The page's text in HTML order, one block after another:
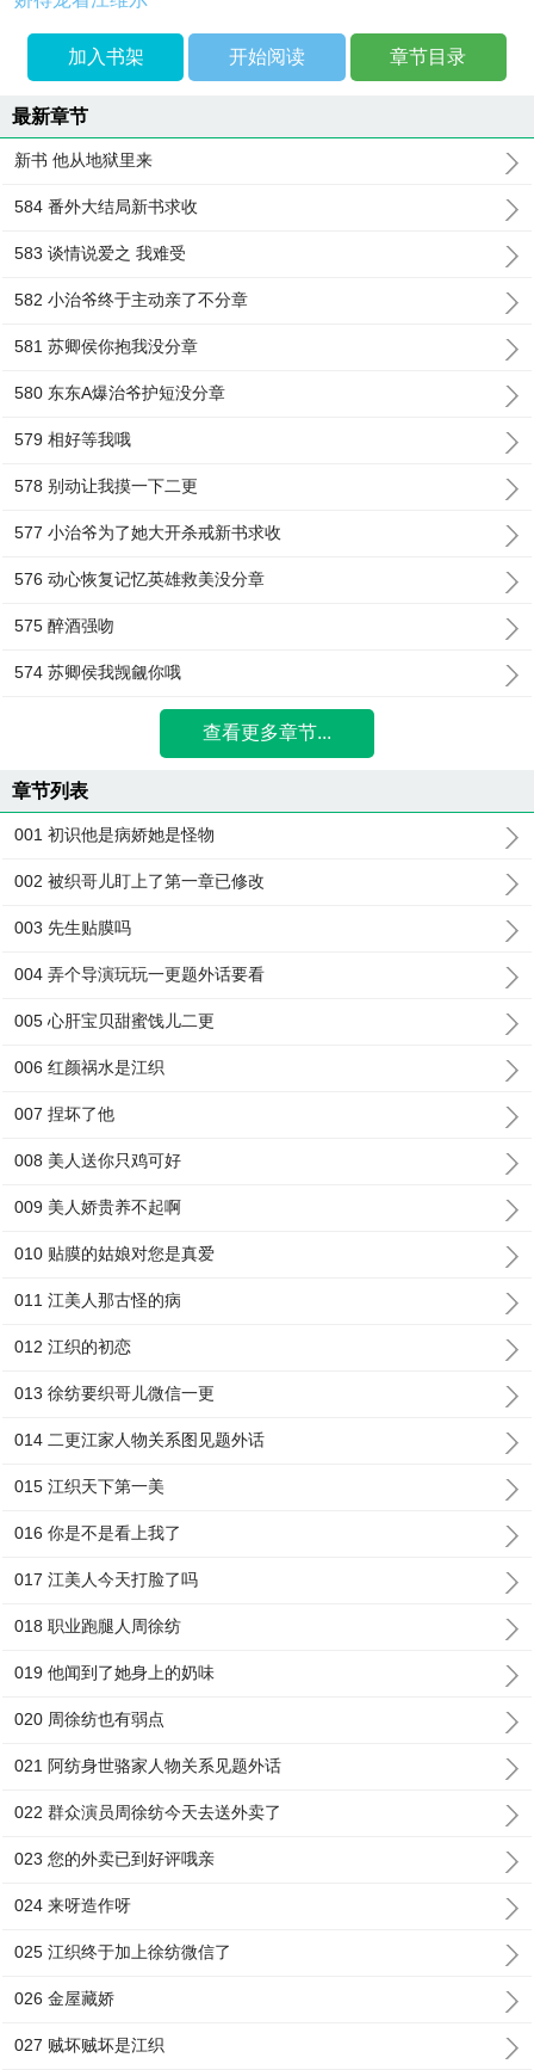
加入书架 开始阅读 章节目录
最新章节
新书 他从地狱里来
584 番外大结局新书求收
583 谈情说爱之 我难受
582 小治爷终于主动亲了不分章
581 苏卿侯你抱我没分章
580 东东A爆治爷护短没分章
579 相好等我哦
578 别动让我摸一下二更
577 小治爷为了她大开杀戒新书求收
576 动心恢复记忆英雄救美没分章
575 醉酒强吻
574 苏卿侯我觊觎你哦
查看更多章节...
章节列表
001 初识他是病娇她是怪物
002 被织哥儿盯上了第一章已修改
003 先生贴膜吗
004 弄个导演玩玩一更题外话要看
005 心肝宝贝甜蜜饯儿二更
006 红颜祸水是江织
007 捏坏了他
008 美人送你只鸡可好
009 美人娇贵养不起啊
010 贴膜的姑娘对您是真爱
011 江美人那古怪的病
012 江织的初恋
013 徐纺要织哥儿微信一更
014 二更江家人物关系图见题外话
015 江织天下第一美
016 你是不是看上我了
017 江美人今天打脸了吗
018 职业跑腿人周徐纺
019 他闻到了她身上的奶味
020 周徐纺也有弱点
021 阿纺身世骆家人物关系见题外话
022 群众演员周徐纺今天去送外卖了
023 您的外卖已到好评哦亲
024 来呀造作呀
025 江织终于加上徐纺微信了
026 金屋藏娇
027 贼坏贼坏是江织